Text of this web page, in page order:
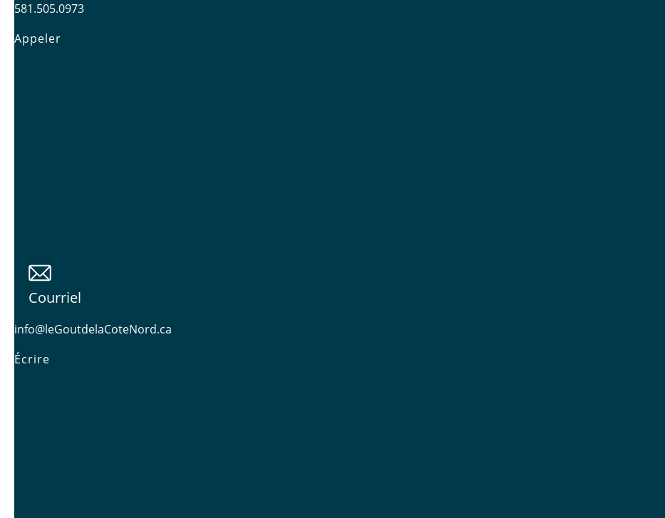
581.505.0973
Appeler
Courriel
info@leGoutdelaCoteNord.ca
Écrire